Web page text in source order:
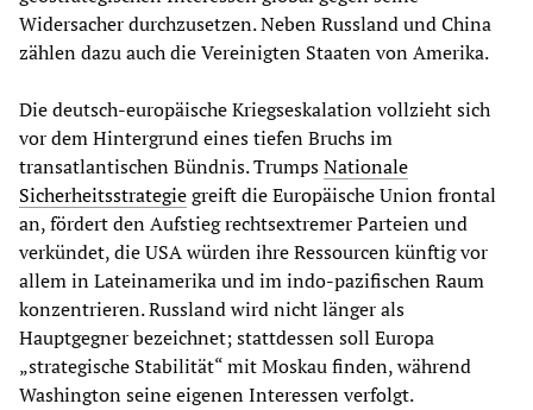
Widersacher durchzusetzen. Neben Russland und China
zählen dazu auch die Vereinigten Staaten von Amerika.
Die deutsch-europäische Kriegseskalation vollzieht sich
vor dem Hintergrund eines tiefen Bruchs im
transatlantischen Bündnis. TrumpsNationale
Sicherheitsstrategiegreift die Europäische Union frontal
an, fördert den Aufstieg rechtsextremer Parteien und
verkündet, die USA würden ihre Ressourcen künftig vor
allem in Lateinamerika und im indo-pazifischen Raum
konzentrieren. Russland wird nicht länger als
Hauptgegner bezeichnet; stattdessen soll Europa
„strategische Stabilität“ mit Moskau finden, während
Washington seine eigenen Interessen verfolgt.